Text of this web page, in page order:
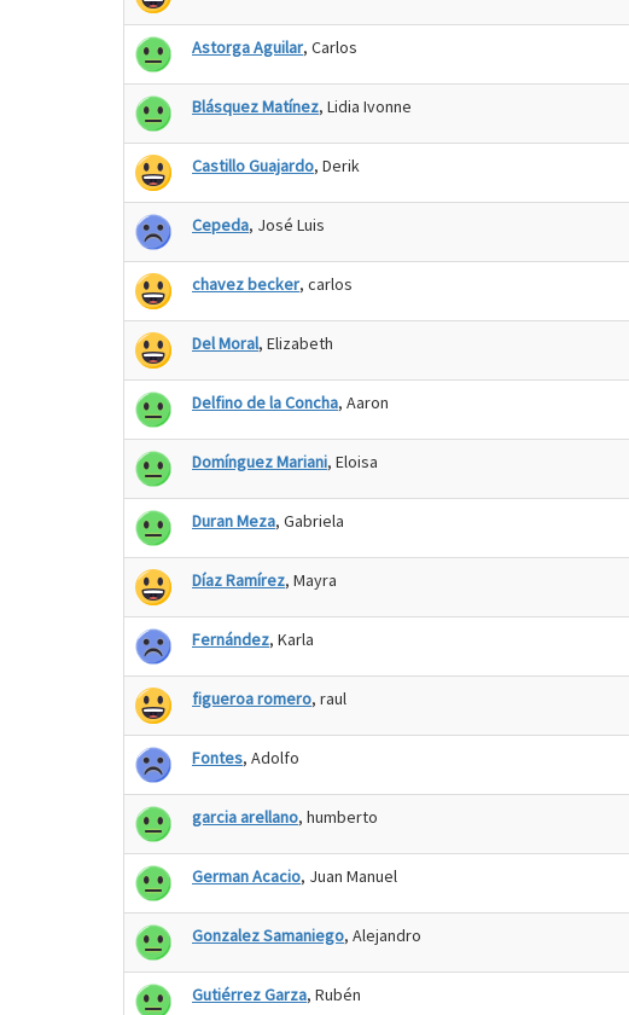
Astorga Aguilar, Carlos
Blásquez Matínez, Lidia Ivonne
Castillo Guajardo, Derik
Cepeda, José Luis
chavez becker, carlos
Del Moral, Elizabeth
Delfino de la Concha, Aaron
Domínguez Mariani, Eloisa
Duran Meza, Gabriela
Díaz Ramírez, Mayra
Fernández, Karla
figueroa romero, raul
Fontes, Adolfo
garcia arellano, humberto
German Acacio, Juan Manuel
Gonzalez Samaniego, Alejandro
Gutiérrez Garza, Rubén